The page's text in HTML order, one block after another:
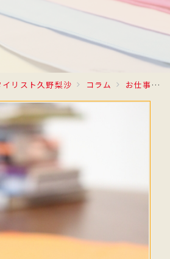
イリスト久野梨沙 コラム お仕事日記